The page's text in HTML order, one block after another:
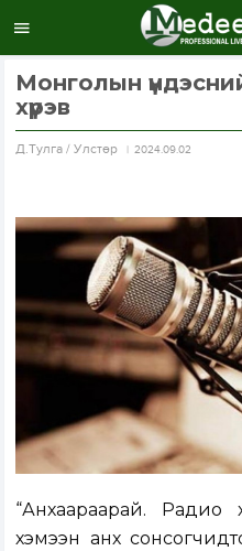
Монголын
хүрэв
Д.Тулга / Улстөр 2024.09.02
“Анхаараарай. Радио
хэмээн анх